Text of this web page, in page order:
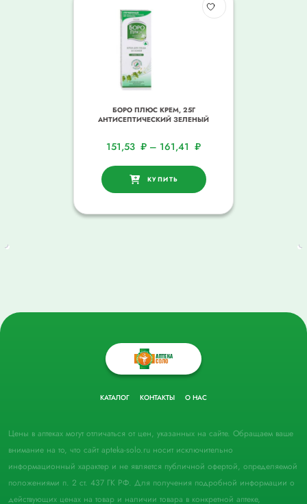
БОРО ПЛЮС КРЕМ, 25Г
АНТИСЕПТИЧЕСКИЙ ЗЕЛЕНЫЙ
151,53 ₽ – 161,41 ₽
КУПИТЬ
КАТАЛОГ КОНТАКТЫ О НАС
Цены в аптеках могут отличаться от цен, указанных на сайте. Обращаем ваше
внимание на то, что сайт apteka-solo.ru носит исключительно
информационный характер и не является публичной офертой, определяемой
положениями п. 2 ст. 437 ГК РФ. Для получения подробной информации о
действующих ценах на товар и наличии товара в конкретной аптеке,